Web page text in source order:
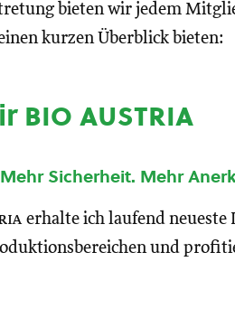
bieten wir jedem
kurzen Überblick bieten:
bio austria
Sicherheit. Mehr
erhalte ich laufend
und